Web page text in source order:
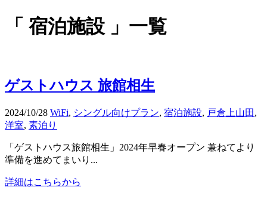
「 宿泊施設 」一覧
ゲストハウス 旅館相生
2024/10/28 WiFi, シングル向けプラン, 宿泊施設, 戸倉上山田 ,
洋室, 素泊り
「ゲストハウス旅館相生」2024年早春オープン 兼ねてより
準備を進めてまいり...
詳細はこちらから